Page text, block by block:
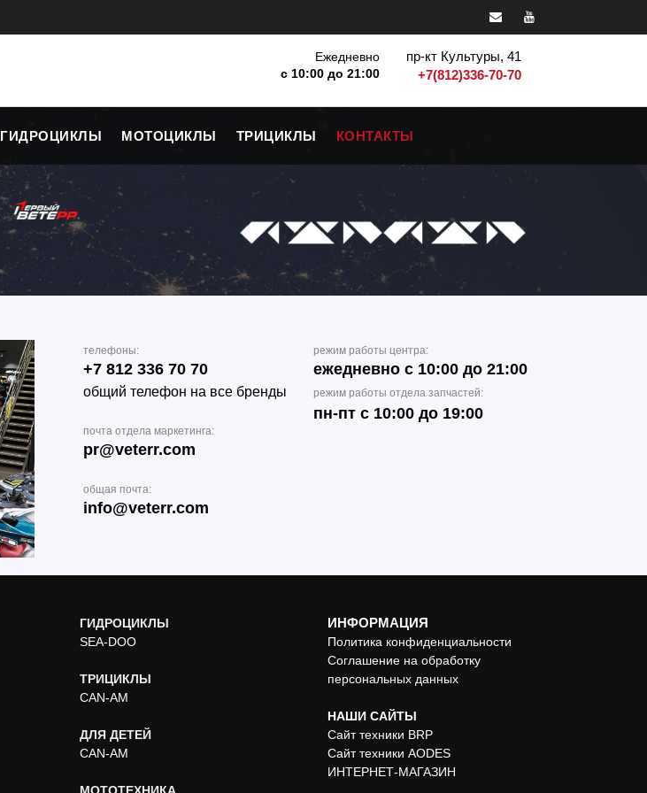
Ежедневно
с 10:00 до 21:00
пр-кт Культуры, 41
+7(812)336-70-70
ГИДРОЦИКЛЫ МОТОЦИКЛЫ ТРИЦИКЛЫ КОНТАКТЫ
телефоны:
+7 812 336 70 70
общий телефон на все бренды
почта отдела маркетинга:
pr@veterr.com
общая почта:
info@veterr.com
режим работы центра:
ежедневно с 10:00 до 21:00
режим работы отдела запчастей:
пн-пт с 10:00 до 19:00
ГИДРОЦИКЛЫ
SEA-DOO
ТРИЦИКЛЫ
CAN-AM
ДЛЯ ДЕТЕЙ
CAN-AM
ИНФОРМАЦИЯ
Политика конфиденциальности
Соглашение на обработку
персональных данных
НАШИ САЙТЫ
Сайт техники BRP
Сайт техники AODES
ИНТЕРНЕТ-МАГАЗИН